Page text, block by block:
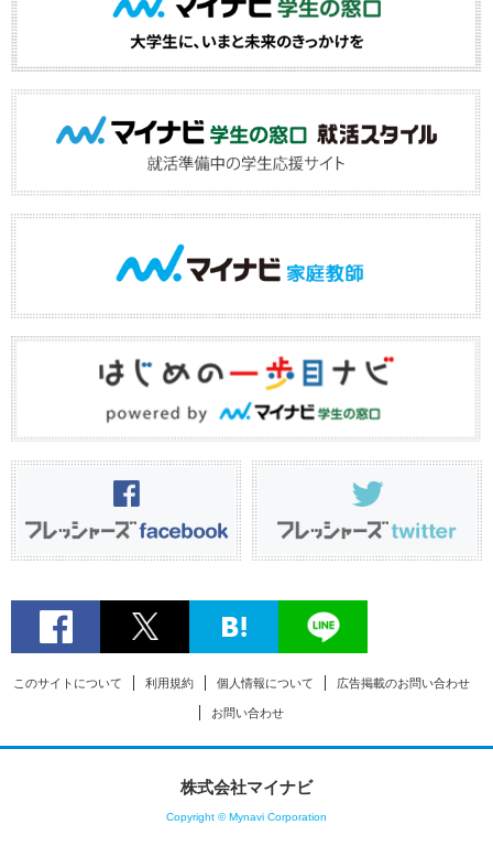
このサイトについて 利用規約 個人情報について 広告掲載のお問い合わせ
お問い合わせ
株式会社マイナビ
Copyright © Mynavi Corporation